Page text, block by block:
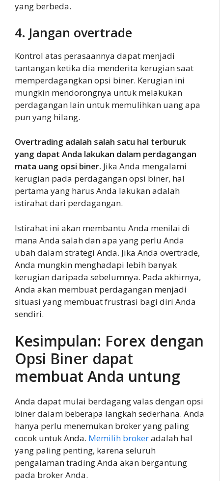
yang berbeda.
4. Jangan overtrade
Kontrol atas perasaannya dapat menjadi
tantangan ketika dia menderita kerugian saat
memperdagangkan opsi biner. Kerugian ini
mungkin mendorongnya untuk melakukan
perdagangan lain untuk memulihkan uang apa
pun yang hilang.
Overtrading adalah salah satu hal terburuk
yang dapat Anda lakukan dalam perdagangan
mata uang opsi biner. Jika Anda mengalami
kerugian pada perdagangan opsi biner, hal
pertama yang harus Anda lakukan adalah
istirahat dari perdagangan.
Istirahat ini akan membantu Anda menilai di
mana Anda salah dan apa yang perlu Anda
ubah dalam strategi Anda. Jika Anda overtrade,
Anda mungkin menghadapi lebih banyak
kerugian daripada sebelumnya. Pada akhirnya,
Anda akan membuat perdagangan menjadi
situasi yang membuat frustrasi bagi diri Anda
sendiri.
Kesimpulan: Forex dengan
Opsi Biner dapat
membuat Anda untung
Anda dapat mulai berdagang valas dengan opsi
biner dalam beberapa langkah sederhana. Anda
hanya perlu menemukan broker yang paling
cocok untuk Anda. Memilih brokeradalah hal
yang paling penting, karena seluruh
pengalaman trading Anda akan bergantung
pada broker Anda.